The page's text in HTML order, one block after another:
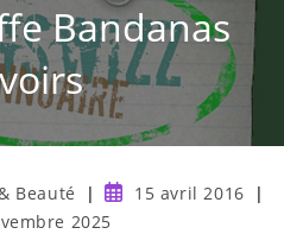
Bandanas
Beauté
15 avril 2016
2025